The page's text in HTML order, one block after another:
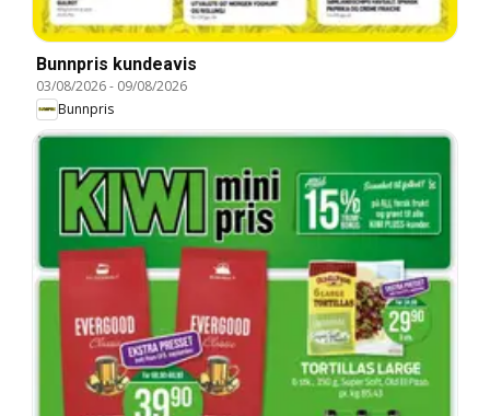
Bunnpris kundeavis
03/08/2026- 09/08/2026
Bunnpris